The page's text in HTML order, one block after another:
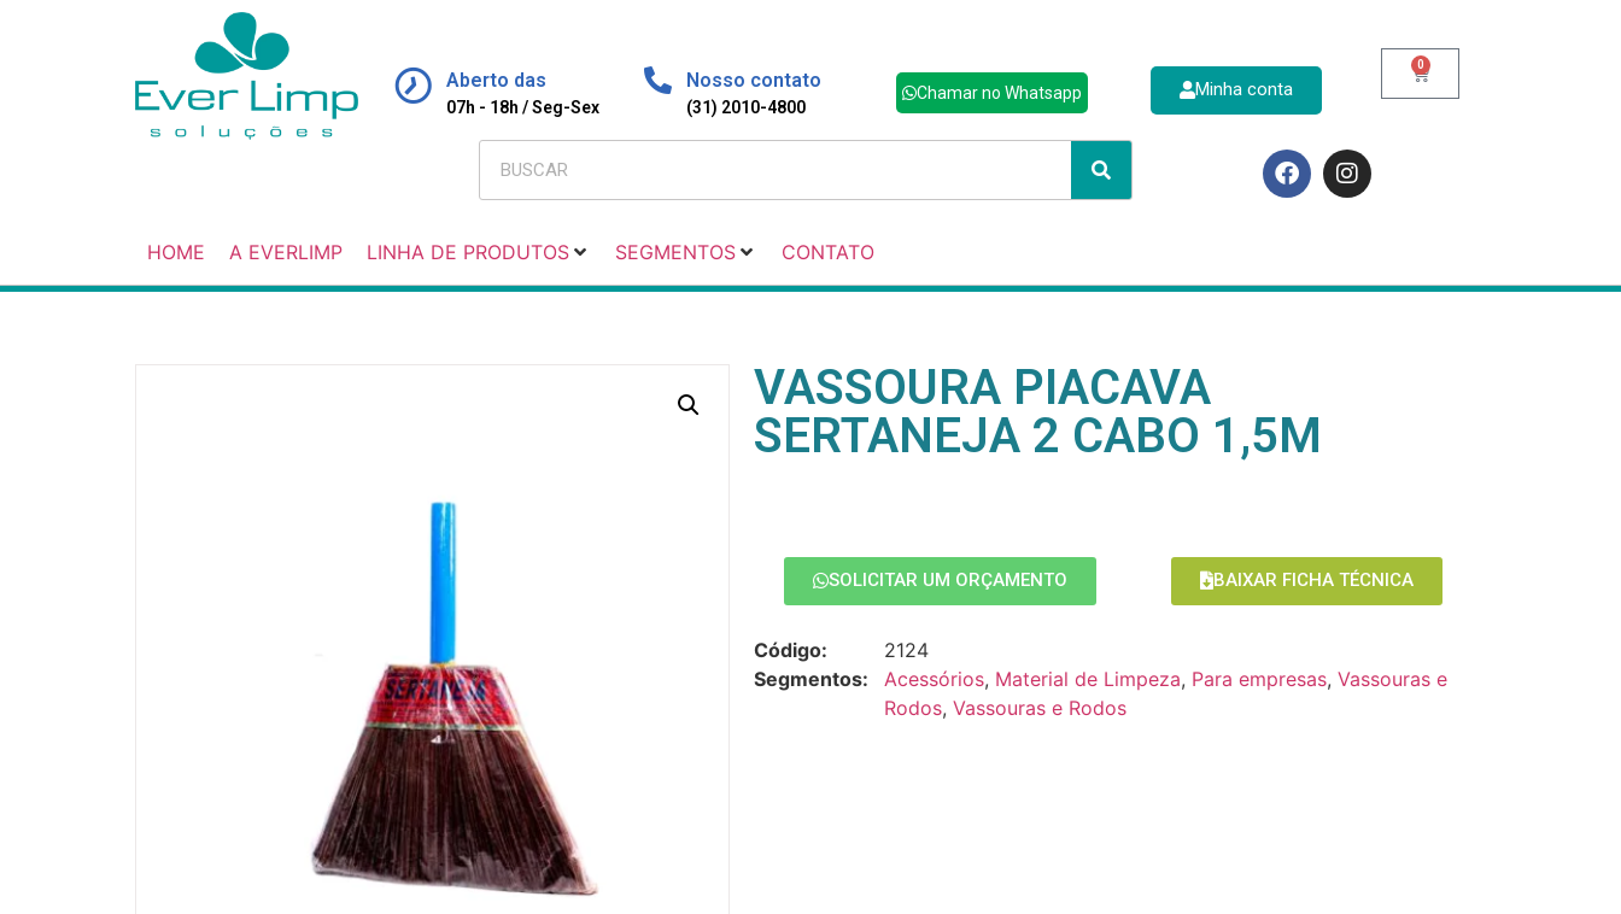
Aberto das
07h - 18h / Seg-Sex
Nosso contato
(31) 2010-4800
Chamar no Whatsapp Minha conta
0
HOME A EVERLIMP LINHA DE PRODUTOS SEGMENTOS CONTATO
VASSOURA PIACAVA
SERTANEJA 2 CABO 1,5M
SOLICITAR UM ORÇAMENTO BAIXAR FICHA TÉCNICA
Código:
2124
Segmentos:
Acessórios, Material de Limpeza, Para empresas, Vassouras e
Rodos, Vassouras e Rodos